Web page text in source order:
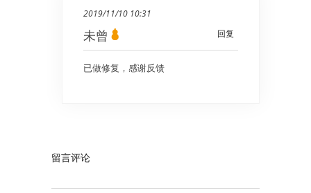
2019/11/10 10:31
回复
未曾
已做修复，感谢反馈
留言评论